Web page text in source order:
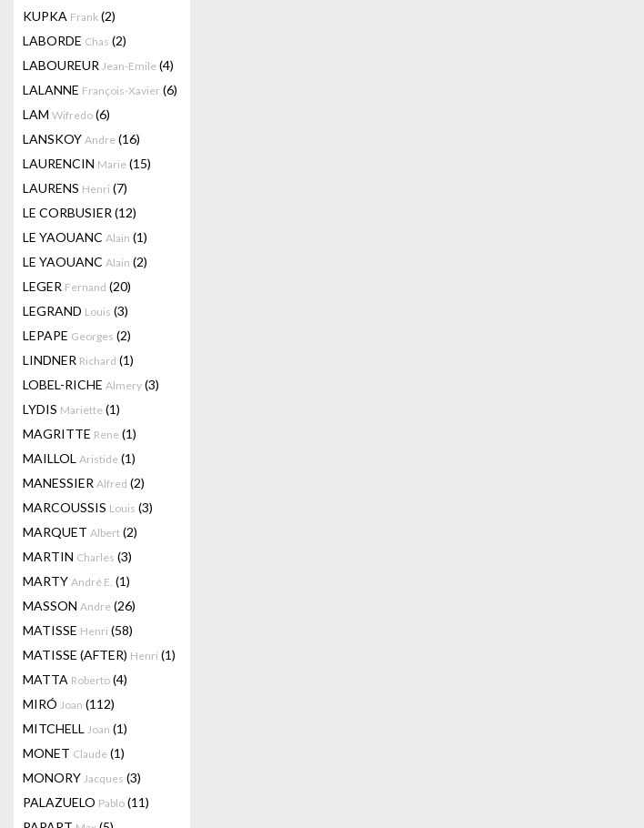
KUPKA Frank (2)
LABORDE Chas (2)
LABOUREUR Jean-Emile (4)
LALANNE François-Xavier (6)
LAM Wifredo (6)
LANSKOY Andre (16)
LAURENCIN Marie (15)
LAURENS Henri (7)
LE CORBUSIER (12)
LE YAOUANC Alain (1)
LE YAOUANC Alain (2)
LEGER Fernand (20)
LEGRAND Louis (3)
LEPAPE Georges (2)
LINDNER Richard (1)
LOBEL-RICHE Almery (3)
LYDIS Mariette (1)
MAGRITTE Rene (1)
MAILLOL Aristide (1)
MANESSIER Alfred (2)
MARCOUSSIS Louis (3)
MARQUET Albert (2)
MARTIN Charles (3)
MARTY André E. (1)
MASSON Andre (26)
MATISSE Henri (58)
MATISSE (AFTER) Henri (1)
MATTA Roberto (4)
MIRÓ Joan (112)
MITCHELL Joan (1)
MONET Claude (1)
MONORY Jacques (3)
PALAZUELO Pablo (11)